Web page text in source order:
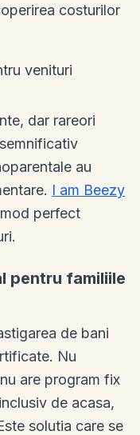
costurilor
venituri
dar rareori
au
I am Beezy
perfect
pentru familiile
de bani
Nu
are program fix
de acasa,
solutia care se